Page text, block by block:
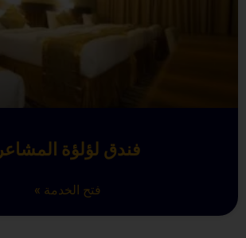
فندق لؤلؤة المشاعر
فتح الخدمة »